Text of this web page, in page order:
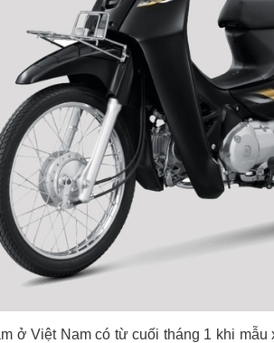
ở Việt Nam có từ cuối tháng 1 khi